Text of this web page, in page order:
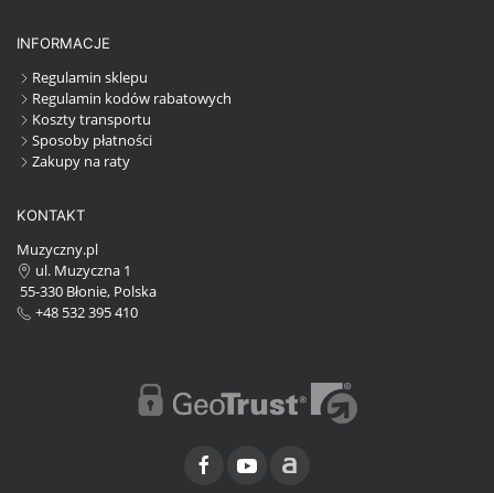
INFORMACJE
Regulamin sklepu
Regulamin kodów rabatowych
Koszty transportu
Sposoby płatności
Zakupy na raty
KONTAKT
Muzyczny.pl
ul. Muzyczna 1
55-330 Błonie, Polska
+48 532 395 410